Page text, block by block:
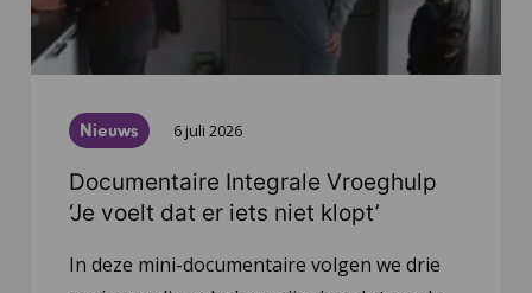
Nieuws 6 juli 2026
Documentaire Integrale Vroeghulp
‘Je voelt dat er iets niet klopt’
In deze mini-documentaire volgen we drie